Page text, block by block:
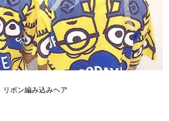
リボン編み込みヘア